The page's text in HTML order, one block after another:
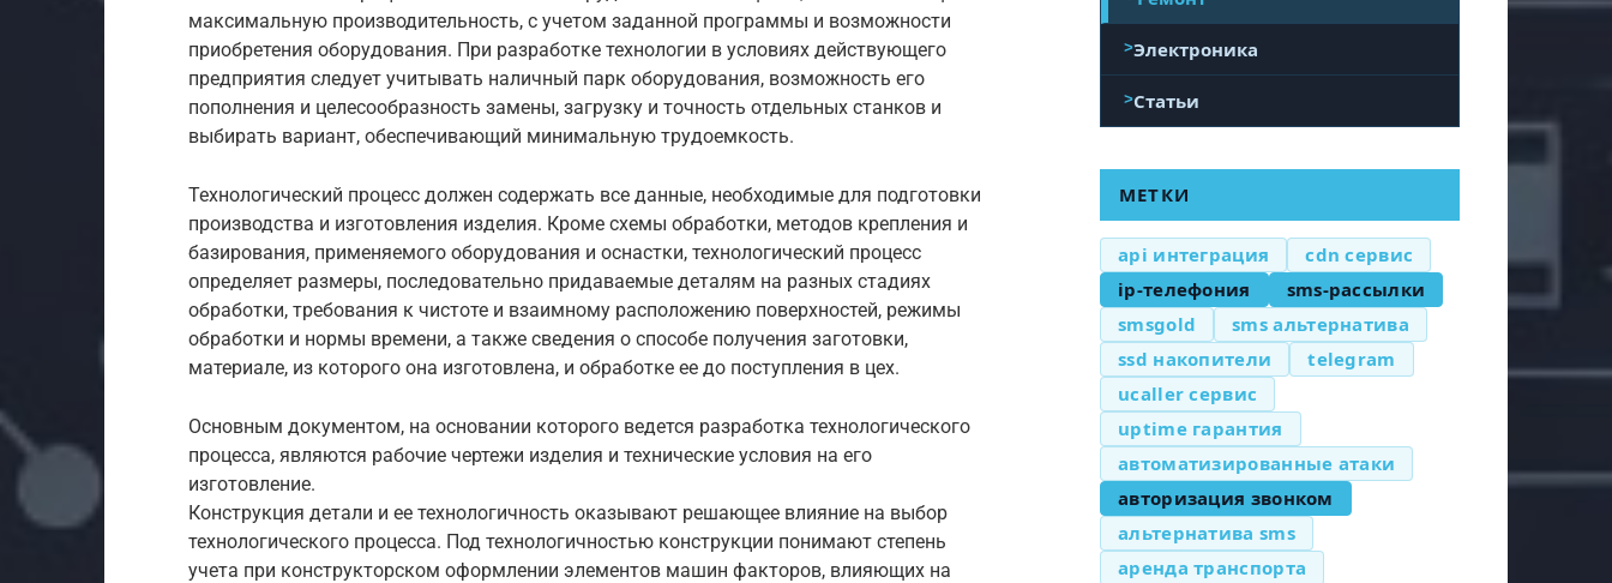
максимальную производительность, с учетом заданной программы и возможности
приобретения оборудования. При разработке технологии в условиях действующего
предприятия следует учитывать наличный парк оборудования, возможность его
пополнения и целесообразность замены, загрузку и точность отдельных станков и
выбирать вариант, обеспечивающий минимальную трудоемкость.
Технологический процесс должен содержать все данные, необходимые для подготовки
производства и изготовления изделия. Кроме схемы обработки, методов крепления и
базирования, применяемого оборудования и оснастки, технологический процесс
определяет размеры, последовательно придаваемые деталям на разных стадиях
обработки, требования к чистоте и взаимному расположению поверхностей, режимы
обработки и нормы времени, а также сведения о способе получения заготовки,
материале, из которого она изготовлена, и обработке ее до поступления в цех.
Основным документом, на основании которого ведется разработка технологического
процесса, являются рабочие чертежи изделия и технические условия на его
изготовление.
Конструкция детали и ее технологичность оказывают решающее влияние на выбор
технологического процесса. Под технологичностью конструкции понимают степень
учета при конструкторском оформлении элементов машин факторов, влияющих на
Электроника
Статьи
МЕТКИ
api интеграция
cdn сервис
ip-телефония
sms-рассылки
smsgold
sms альтернатива
ssd накопители
telegram
ucaller сервис
uptime гарантия
автоматизированные атаки
авторизация звонком
альтернатива sms
аренда транспорта